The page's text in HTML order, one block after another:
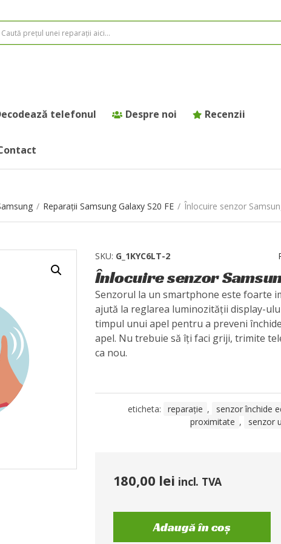
telefonul Despre noi Recenzii
/ Reparații Samsung Galaxy S20 FE / Înlocuire senzor
SKU: G_1KYC6LT-2
Înlocuire senzor
Senzorul la un smartphone este foarte
ajută la reglarea luminozității display-
timpul unui apel pentru a preveni
apel. Nu trebuie să îți faci griji, trimite
ca nou.
eticheta: reparație , senzor închide
proximitate , senzor
180,00 lei incl. TVA
Adaugă în coș